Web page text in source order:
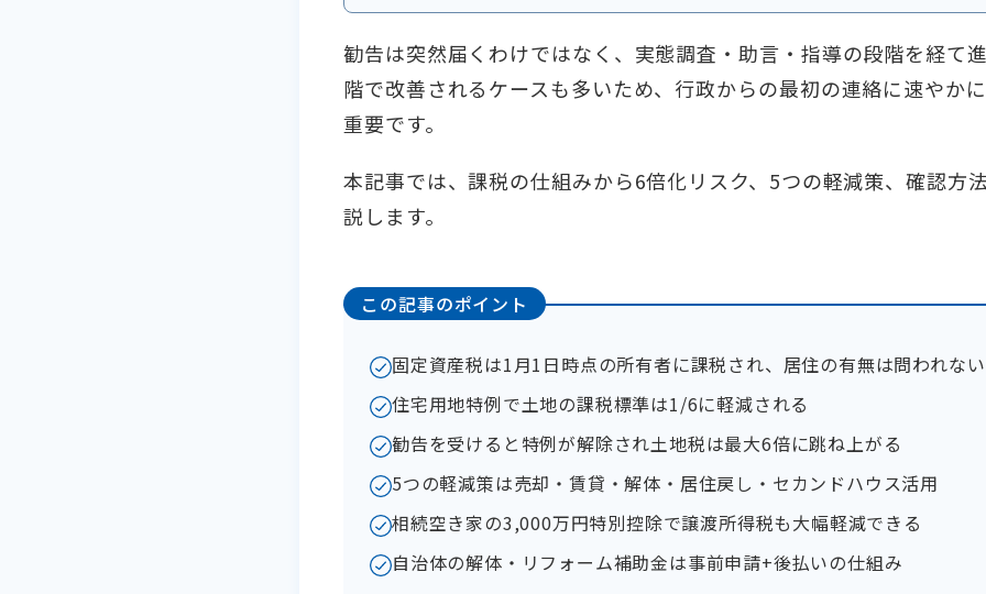
勧告は突然届くわけではなく、実態調査・助言・指導の段階を経て
階で改善されるケースも多いため、行政からの最初の連絡に速やか
重要です。
本記事では、課税の仕組みから6倍化リスク、5つの軽減策、確認方
説します。
この記事のポイント
固定資産税は1月1日時点の所有者に課税され、居住の有無は問われない
住宅用地特例で土地の課税標準は1/6に軽減される
勧告を受けると特例が解除され土地税は最大6倍に跳ね上がる
5つの軽減策は売却・賃貸・解体・居住戻し・セカンドハウス活用
相続空き家の3,000万円特別控除で譲渡所得税も大幅軽減できる
自治体の解体・リフォーム補助金は事前申請+後払いの仕組み